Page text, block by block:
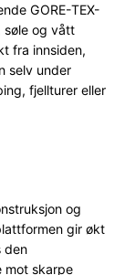
GORE-TEX-
søle og vått
fra innsiden,
selv under
fjellturer eller
og
gir økt
den
mot skarpe